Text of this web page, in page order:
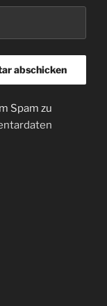
Spam zu